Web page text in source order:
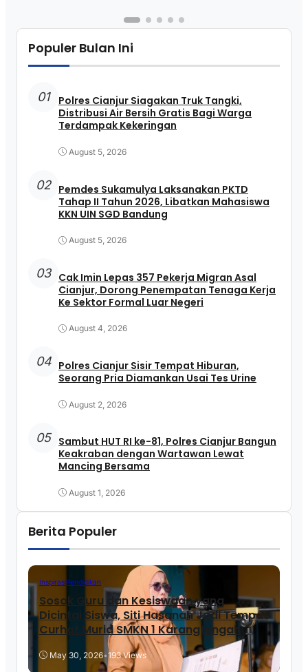
Populer Bulan Ini
01
Polres Cianjur Siagakan Truk Tangki,
Distribusi Air Bersih Gratis Bagi Warga
Terdampak Kekeringan
August 5, 2026
02 Pemdes Sukamulya Laksanakan PKTD
Tahap II Tahun 2026, Libatkan Mahasiswa
KKN UIN SGD Bandung
August 5, 2026
03 Cak Imin Lepas 357 Pekerja Migran Asal
Cianjur, Dorong Penempatan Tenaga Kerja
Ke Sektor Formal Luar Negeri
August 4, 2026
04 Polres Cianjur Sisir Tempat Hiburan,
Seorang Pria Diamankan Usai Tes Urine
August 2, 2026
05 Sambut HUT RI ke-81, Polres Cianjur Bangun
Keakraban dengan Wartawan Lewat
Mancing Bersama
August 1, 2026
Berita Populer
InspirasiPendidikan
Sosok Guru dan Kesiswaan yang
Dicintai Siswa, Siti Hasanah Jadi Tempat
Curhat Murid SMKN 1 Karangtengah
May 30, 2026•193 Views